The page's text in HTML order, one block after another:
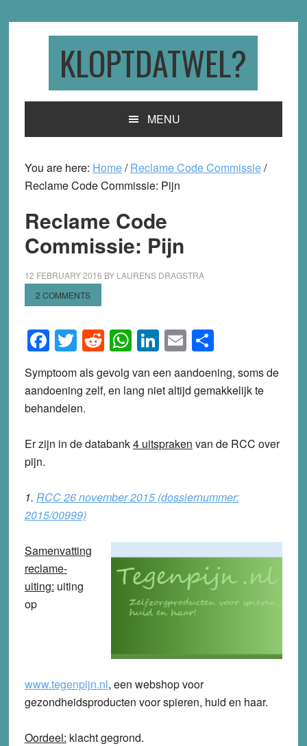
KLOPTDATWEL?
MENU
You are here: Home/ Reclame Code Commissie/
Reclame Code Commissie: Pijn
Reclame Code
Commissie: Pijn
12 FEBRUARY 2016 BY LAURENS DRAGSTRA
2 COMMENTS
Facebook
Twitter
Reddit
WhatsApp
LinkedIn
EmailShare
Symptoom als gevolg van een aandoening, soms de
aandoening zelf, en lang niet altijd gemakkelijk te
behandelen.
Er zijn in de databank4 uitspraken van de RCC over
pijn.
1. RCC 26 november 2015 (dossiernummer:
2015/00999)
Samenvatting
reclame-
uiting: uiting
op
www.tegenpijn.nl, een webshop voor
gezondheidsproducten voor spieren, huid en haar.
Oordeel: klachtgegrond.